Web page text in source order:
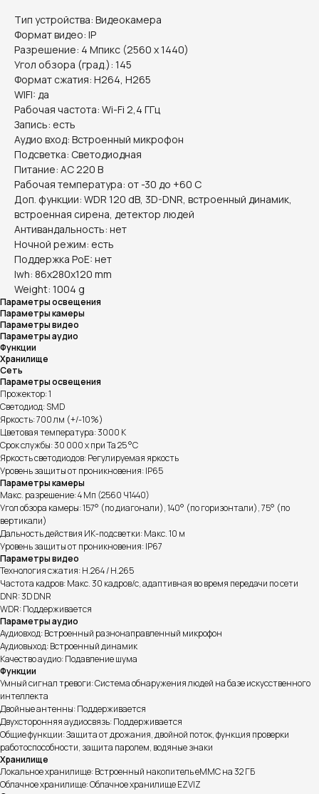
Тип устройства: Видеокамера
Формат видео: IP
Разрешение: 4 Мпикс (2560 x 1440)
Угол обзора (град.): 145
Формат сжатия: H264, H265
WIFI: да
Рабочая частота: Wi-Fi 2,4 ГГц
Запись: есть
Аудио вход: Встроенный микрофон
Подсветка: Светодиодная
Питание: AC 220 В
Рабочая температура: от -30 до +60 С
Доп. функции: WDR 120 dB, 3D-DNR, встроенный динамик,
встроенная сирена, детектор людей
Антивандальность: нет
Ночной режим: есть
Поддержка PoE: нет
lwh: 86x280x120 mm
Weight: 1004 g
Параметры освещения
Параметры камеры
Параметры видео
Параметры аудио
Функции
Хранилище
Сеть
Параметры освещения
Прожектор: 1
Светодиод: SMD
Яркость: 700 лм (+/-10%)
Цветовая температура: 3000 К
Срок службы: 30 000 x при Ta 25 °C
Яркость светодиодов: Регулируемая яркость
Уровень защиты от проникновения: IP65
Параметры камеры
Макс. разрешение: 4 Мп (2560 Ч1440)
Угол обзора камеры: 157° (по диагонали), 140° (по горизонтали), 75° (по
вертикали)
Дальность действия ИК-подсветки: Макс. 10 м
Уровень защиты от проникновения: IP67
Параметры видео
Технология сжатия: H.264 / H.265
Частота кадров: Макс. 30 кадров/с, адаптивная во время передачи по сети
DNR: 3D DNR
WDR: Поддерживается
Параметры аудио
Аудиовход: Встроенный разнонаправленный микрофон
Аудиовыход: Встроенный динамик
Качество аудио: Подавление шума
Функции
Умный сигнал тревоги: Система обнаружения людей на базе искусственного
интеллекта
Двойные антенны: Поддерживается
Двухсторонняя аудиосвязь: Поддерживается
Общие функции: Защита от дрожания, двойной поток, функция проверки
работоспособности, защита паролем, водяные знаки
Хранилище
Локальное хранилище: Встроенный накопитель eMMC на 32 ГБ
Облачное хранилище: Облачное хранилище EZVIZ
Информация на сайте не является публичной офертой.
Доставка, способы
оплаты и возврат
готовы ответить на все ваши вопросы